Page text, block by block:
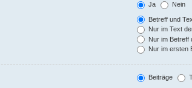
Ja Nein
Betreff und
Nur im Text
Nur im Betreff
Nur im ersten
Beiträge